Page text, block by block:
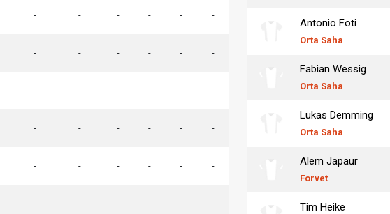
- - - - - -
- - - - - -
- - - - - -
- - - - - -
- - - - - -
- - - - - -
Antonio Foti
Orta Saha
Fabian Wessig
Orta Saha
Lukas Demming
Orta Saha
Alem Japaur
Forvet
Tim Heike